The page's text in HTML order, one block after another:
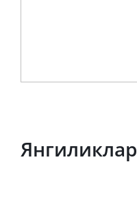
Янгиликлар